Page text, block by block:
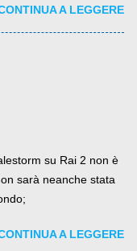
di mesi, non ci sarà
XX Settembre ,
A LEGGERE
su Rai 2 non è
sarà neanche stata
A LEGGERE